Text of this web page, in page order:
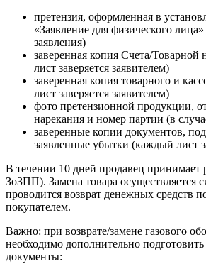
претензия, оформленная в
«Заявление для физического лица»
заявления)
заверенная копия Счета/
лист заверяется заявителем)
заверенная копия товарного и
лист заверяется заявителем)
фото претензионной продукции,
нарекания и номер партии (в
заверенные копии документов,
заявленные убытки (каждый лист
В течении 10 дней продавец принимает
ЗоЗПП). Замена товара осуществляется
проводится возврат денежных средств
покупателем.
Важно: при возврате/замене газового
необходимо дополнительно
документы: